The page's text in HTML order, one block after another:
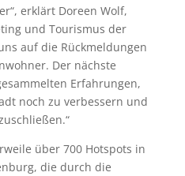
erklärt Doreen Wolf,
und Tourismus der
auf die Rückmeldungen
Der nächste
Erfahrungen,
noch zu verbessern und
über 700 Hotspots in
die durch die